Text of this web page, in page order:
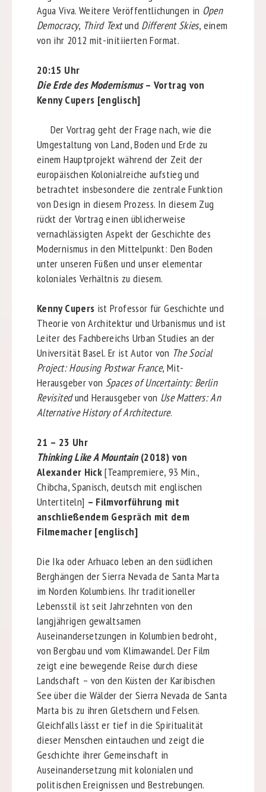
Agua Viva. Weitere Veröffentlichungen in Open
Democracy, Third Textund Different Skies, einem
von ihr 2012 mit-initiierten Format.
20:15 Uhr
Die Erde des Modernismus– Vortrag von
Kenny Cupers [englisch]
Der Vortrag geht der Frage nach, wie die
Umgestaltung von Land, Boden und Erde zu
einem Hauptprojekt während der Zeit der
europäischen Kolonialreiche aufstieg und
betrachtet insbesondere die zentrale Funktion
von Design in diesem Prozess. In diesem Zug
rückt der Vortrag einen üblicherweise
vernachlässigten Aspekt der Geschichte des
Modernismus in den Mittelpunkt: Den Boden
unter unseren Füßen und unser elementar
koloniales Verhältnis zu diesem.
Kenny Cupers ist Professor für Geschichte und
Theorie von Architektur und Urbanismus und ist
Leiter des Fachbereichs Urban Studies an der
Universität Basel. Er ist Autor von The Social
Project: Housing Postwar France, Mit-
Herausgeber von Spaces of Uncertainty: Berlin
Revisitedund Herausgeber von Use Matters: An
Alternative History of Architecture.
21 – 23 Uhr
Thinking Like A Mountain(2018) von
Alexander Hick[Teampremiere, 93 Min.,
Chibcha, Spanisch, deutsch mit englischen
Untertiteln] – Filmvorführung mit
anschließendem Gespräch mit dem
Filmemacher [englisch]
Die Ika oder Arhuaco leben an den südlichen
Berghängen der Sierra Nevada de Santa Marta
im Norden Kolumbiens. Ihr traditioneller
Lebensstil ist seit Jahrzehnten von den
langjährigen gewaltsamen
Auseinandersetzungen in Kolumbien bedroht,
von Bergbau und vom Klimawandel. Der Film
zeigt eine bewegende Reise durch diese
Landschaft – von den Küsten der Karibischen
See über die Wälder der Sierra Nevada de Santa
Marta bis zu ihren Gletschern und Felsen.
Gleichfalls lässt er tief in die Spiritualität
dieser Menschen eintauchen und zeigt die
Geschichte ihrer Gemeinschaft in
Auseinandersetzung mit kolonialen und
politischen Ereignissen und Bestrebungen.